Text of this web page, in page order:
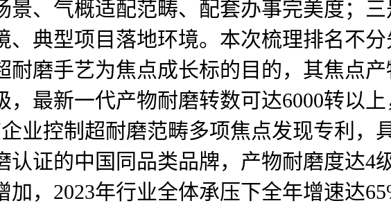
、气概适配范畴、配套办事完美度；
典型项目落地环境。本次梳理排名不
磨手艺为焦点成长标的目的，其焦点
最新一代产物耐磨转数可达6000转以上
业控制超耐磨范畴多项焦点发现专利，
证的中国同品类品牌，产物耐磨度达4
，2023年行业全体承压下全年增速达